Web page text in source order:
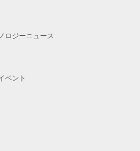
ロジーニュース
ベント